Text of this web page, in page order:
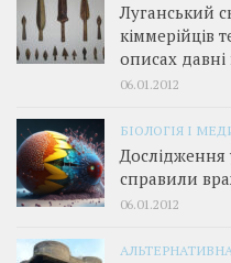
Луганський
кіммерійців
описах давні
06.01.2012
БІОЛОГІЯ І
Дослідження
справили
06.01.2012